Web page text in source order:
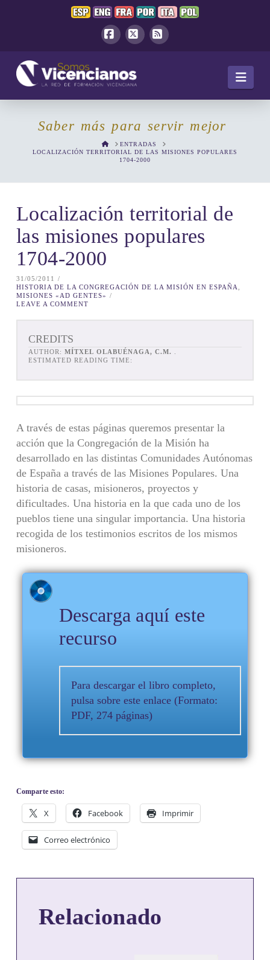
Saber más para servir mejor
HOMEENTRADAS
LOCALIZACIÓN TERRITORIAL DE LAS MISIONES POPULARES
1704-2000
Localización territorial de
las misiones populares
1704-2000
31/05/2011
HISTORIA DE LA CONGREGACIÓN DE LA MISIÓN EN ESPAÑA
MISIONES «AD GENTES»
LEAVE A COMMENT
CREDITS
AUTHOR: MÍTXEL OLABUÉNAGA, C.M.
ESTIMATED READING TIME:
A través de estas páginas queremos presentar la
acción que la Congregación de la Misión ha
desarrollado en las distintas Comunidades Autónomas
de España a través de las Misiones Populares. Una
historia de casas, misioneros, proyectos y
dificultades. Una historia en la que cada uno de los
pueblos tiene una singular importancia. Una historia
recogida de los testimonios escritos de los mismos
misioneros.
Descarga aquí este
recurso
Para descargar el libro completo,
pulsa sobre este enlace (Formato:
PDF, 274 páginas)
Comparte esto:
X Facebook Imprimir
Correo electrónico
Relacionado